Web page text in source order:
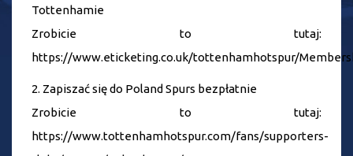
Tottenhamie
Zrobicie to tutaj:
https://www.eticketing.co.uk/tottenhamhotspur/
2. Zapiszać się do Poland Spurs bezpłatnie
Zrobicie to tutaj:
https://www.tottenhamhotspur.com/fans/supporters-